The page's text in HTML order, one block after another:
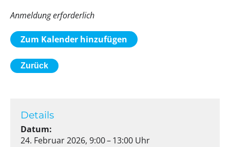
Details
Datum:
24. Februar 2026, 9:00 – 13:00 Uhr
Anmeldung erforderlich
Zum Kalender hinzufügen
Zurück